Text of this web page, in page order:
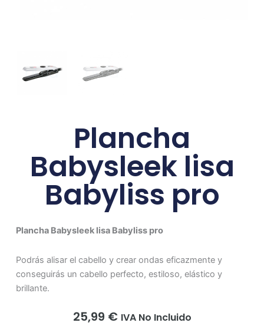
Plancha
Babysleek lisa
Babyliss pro
Plancha Babysleek lisa Babyliss pro
Podrás alisar el cabello y crear ondas eficazmente y
conseguirás un cabello perfecto, estiloso, elástico y
brillante.
25,99 € IVA No Incluido